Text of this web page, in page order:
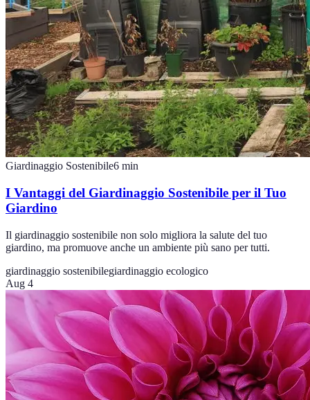
Giardinaggio Sostenibile6 min
I Vantaggi del Giardinaggio Sostenibile per il Tuo
Giardino
Il giardinaggio sostenibile non solo migliora la salute del tuo
giardino, ma promuove anche un ambiente più sano per tutti.
giardinaggio sostenibilegiardinaggio ecologico
Aug 4